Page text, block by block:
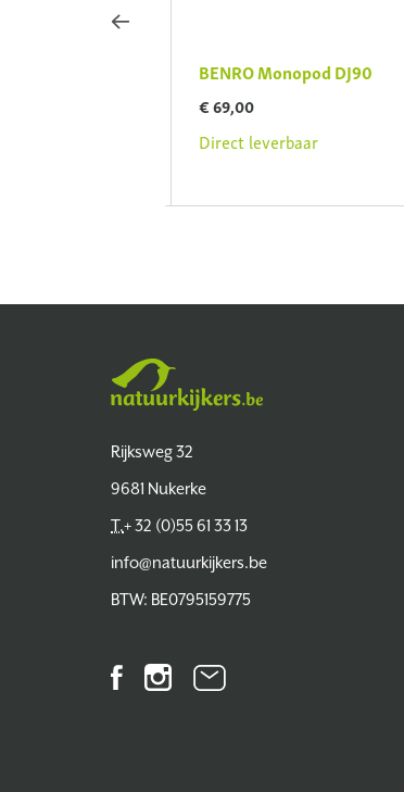
BENRO Monopod DJ90
€ 69,00
Direct leverbaar
Rijksweg 32
9681 Nukerke
T.+ 32 (0)55 61 33 13
info@natuurkijkers.be
BTW: BE0795159775
FacebookInstagramNieuwsbrief